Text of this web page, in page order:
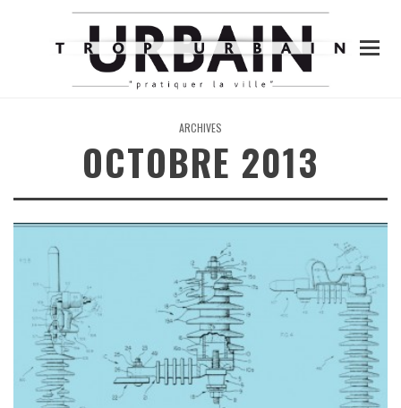
ARCHIVES
OCTOBRE 2013